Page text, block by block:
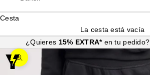
Cesta
La cesta está vacía
¿Quieres 15% EXTRA* en tu pedido?
Zoom